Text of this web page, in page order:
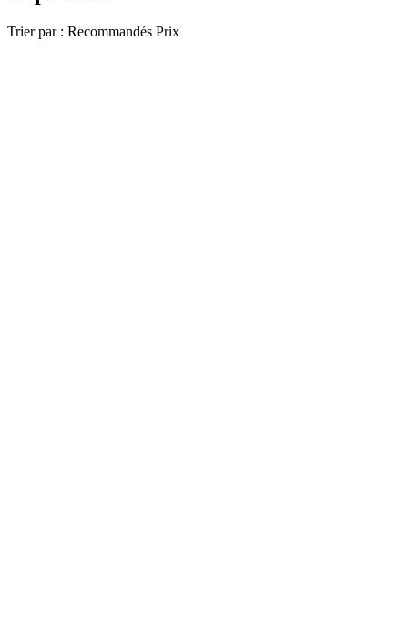
Trier par : Recommandés Prix